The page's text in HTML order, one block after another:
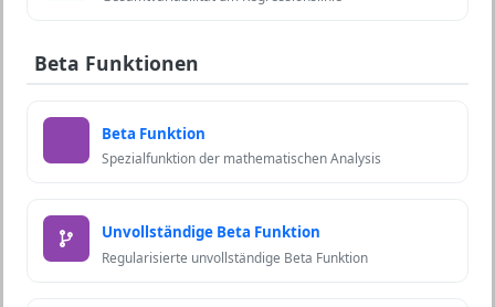
Beta Funktionen
Beta Funktion
Spezialfunktion der mathematischen Analysis
Unvollständige Beta Funktion
Regularisierte unvollständige Beta Funktion